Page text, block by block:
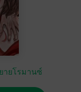
ายโรมานซ์